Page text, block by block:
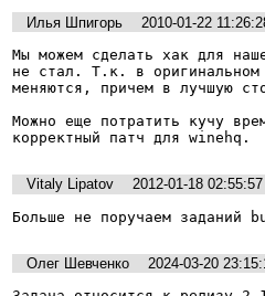
Илья Шпигорь
2010-01-22
Мы можем сделать хак для
не стал. Т.к. в оригинальном
меняются, причем в лучшую
Можно еще потратить кучу
корректный патч для winehq.
Vitaly Lipatov
2012-01-18
Больше не поручаем заданий
Олег Шевченко
2024-03-20